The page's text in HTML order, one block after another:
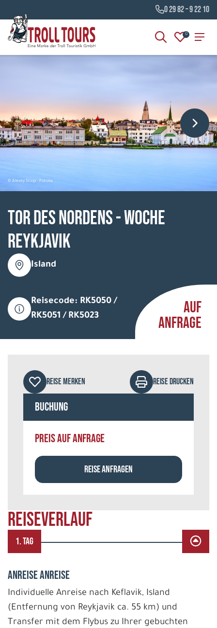
0 29 82 – 9 22 10
0
© Alexey Stiop - Fotolia
Tor des Nordens - Woche
Reykjavik
Island
Reisecode: RK5050 /
RK5051 / RK5023
AUF
ANFRAGE
REISEVERLAUF
1. TAG
ANREISE ANREISE
Individuelle Anreise nach Keflavik, Island
(Entfernung von Reykjavik ca. 55 km) und
Transfer mit dem Flybus zu Ihrer gebuchten
REISE MERKEN REISE DRUCKEN
Buchung
PREIS AUF ANFRAGE
REISE ANFRAGEN